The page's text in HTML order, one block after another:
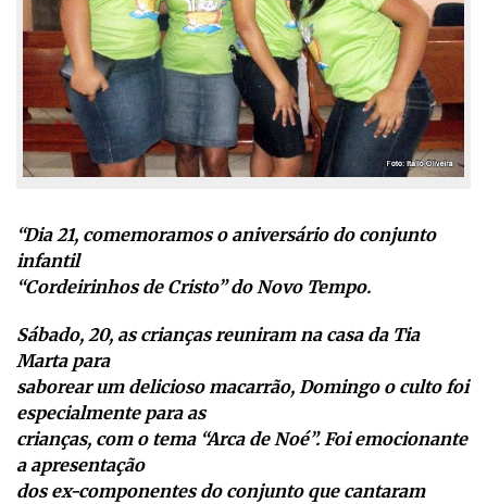
“Dia 21, comemoramos o aniversário do conjunto
infantil
“Cordeirinhos de Cristo” do Novo Tempo.
Sábado, 20, as crianças reuniram na casa da Tia
Marta para
saborear um delicioso macarrão, Domingo o culto foi
especialmente para as
crianças, com o tema “Arca de Noé”. Foi emocionante
a apresentação
dos ex-componentes do conjunto que cantaram